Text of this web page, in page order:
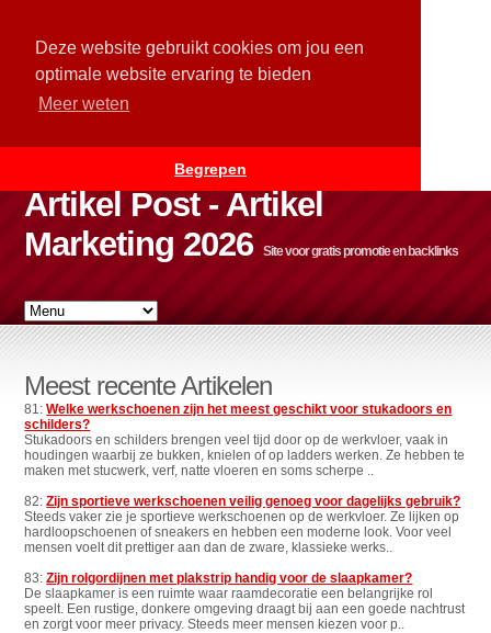
Deze website gebruikt cookies om jou een
optimale website ervaring te bieden
Meer weten
Begrepen
Artikel Post - Artikel
Marketing 2026
Site voor gratis promotie en backlinks
Meest recente Artikelen
81:Welke werkschoenen zijn het meest geschikt voor stukadoors en
schilders?
Stukadoors en schilders brengen veel tijd door op de werkvloer, vaak in
houdingen waarbij ze bukken, knielen of op ladders werken. Ze hebben te
maken met stucwerk, verf, natte vloeren en soms scherpe ..
82:Zijn sportieve werkschoenen veilig genoeg voor dagelijks gebruik?
Steeds vaker zie je sportieve werkschoenen op de werkvloer. Ze lijken op
hardloopschoenen of sneakers en hebben een moderne look. Voor veel
mensen voelt dit prettiger aan dan de zware, klassieke werks..
83:Zijn rolgordijnen met plakstrip handig voor de slaapkamer?
De slaapkamer is een ruimte waar raamdecoratie een belangrijke rol
speelt. Een rustige, donkere omgeving draagt bij aan een goede nachtrust
en zorgt voor meer privacy. Steeds meer mensen kiezen voor p..